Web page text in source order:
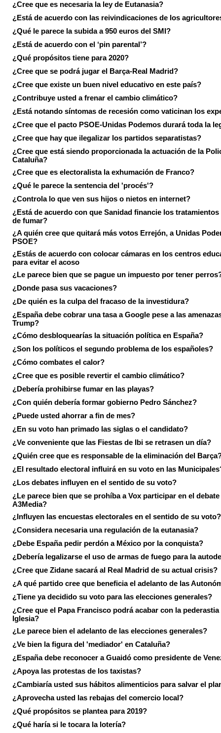
¿Cree que es necesaria la ley de Eutanasia?
¿Está de acuerdo con las reivindicaciones de los
¿Qué le parece la subida a 950 euros del SMI?
¿Está de acuerdo con el ‘pin parental’?
¿Qué propósitos tiene para 2020?
¿Cree que se podrá jugar el Barça-Real Madrid?
¿Cree que existe un buen nivel educativo en este país?
¿Contribuye usted a frenar el cambio climático?
¿Está notando síntomas de recesión como vaticinan los
¿Cree que el pacto PSOE-Unidas Podemos durará toda la
¿Cree que hay que ilegalizar los partidos separatistas?
¿Cree que está siendo proporcionada la actuación de la
Cataluña?
¿Cree que es electoralista la exhumación de Franco?
¿Qué le parece la sentencia del 'procés'?
¿Controla lo que ven sus hijos o nietos en internet?
¿Está de acuerdo con que Sanidad financie los tratamientos
de fumar?
¿A quién cree que quitará más votos Errejón, a Unidas
PSOE?
¿Estás de acuerdo con colocar cámaras en los centros
para evitar el acoso
¿Le parece bien que se pague un impuesto por tener
¿Donde pasa sus vacaciones?
¿De quién es la culpa del fracaso de la investidura?
¿España debe cobrar una tasa a Google pese a las
Trump?
¿Cómo desbloquearías la situación política en España?
¿Son los políticos el segundo problema de los españoles?
¿Cómo combates el calor?
¿Cree que es posible revertir el cambio climático?
¿Debería prohibirse fumar en las playas?
¿Con quién debería formar gobierno Pedro Sánchez?
¿Puede usted ahorrar a fin de mes?
¿En su voto han primado las siglas o el candidato?
¿Ve conveniente que las Fiestas de Ibi se retrasen un día?
¿Quién cree que es responsable de la eliminación del
¿El resultado electoral influirá en su voto en las
¿Los debates influyen en el sentido de su voto?
¿Le parece bien que se prohíba a Vox participar en el debate
A3Media?
¿Influyen las encuestas electorales en el sentido de su voto?
¿Considera necesaria una regulación de la eutanasia?
¿Debe España pedir perdón a México por la conquista?
¿Debería legalizarse el uso de armas de fuego para la
¿Cree que Zidane sacará al Real Madrid de su actual crisis?
¿A qué partido cree que beneficia el adelanto de las
¿Tiene ya decidido su voto para las elecciones generales?
¿Cree que el Papa Francisco podrá acabar con la pederastia
Iglesia?
¿Le parece bien el adelanto de las elecciones generales?
¿Ve bien la figura del 'mediador' en Cataluña?
¿España debe reconocer a Guaidó como presidente de
¿Apoya las protestas de los taxistas?
¿Cambiaría usted sus hábitos alimenticios para salvar el
¿Aprovecha usted las rebajas del comercio local?
¿Qué propósitos se plantea para 2019?
¿Qué haría si le tocara la lotería?